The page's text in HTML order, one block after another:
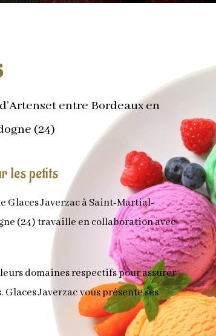
entre Bordeaux en
(24)
les petits
Glaces Javerzac à Saint-Martial-
(24) travaille en collaboration avec
domaines respectifs pour assurer
Javerzac vous présente ses